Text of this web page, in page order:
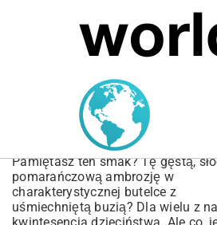
MARIUSZ ŁAMAGA 05.10.2025
Przepis na Domowy
Marchwiowy Kubuś –
Pamiętasz ten smak? Tę gęstą,
pomarańczową ambrozję w
charakterystycznej butelce z
uśmiechniętą buzią? Dla wielu z